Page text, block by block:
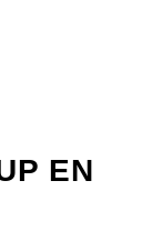
EN